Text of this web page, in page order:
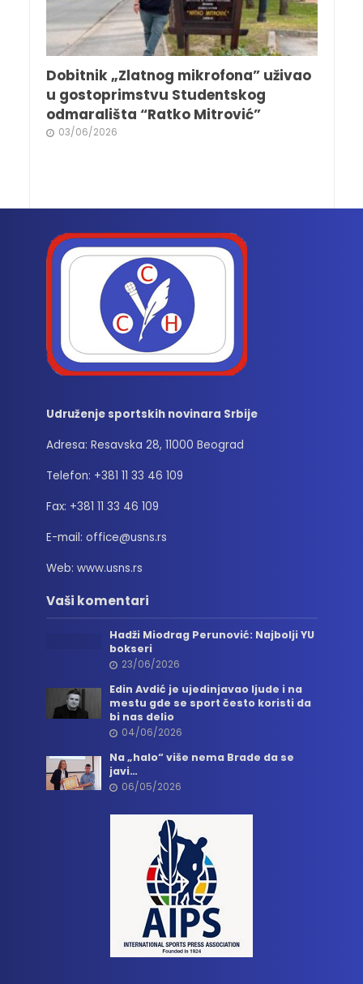
Dobitnik „Zlatnog mikrofona” uživao
u gostoprimstvu Studentskog
odmarališta “Ratko Mitrović”
03/06/2026
Udruženje sportskih novinara Srbije
Adresa: Resavska 28, 11000 Beograd
Telefon: +381 11 33 46 109
Fax: +381 11 33 46 109
E-mail: office@usns.rs
Web: www.usns.rs
Vaši komentari
Hadži Miodrag Perunović: Najbolji YU
bokseri
23/06/2026
Edin Avdić je ujedinjavao ljude i na
mestu gde se sport često koristi da
bi nas delio
04/06/2026
Na „halo“ više nema Brade da se
javi…
06/05/2026